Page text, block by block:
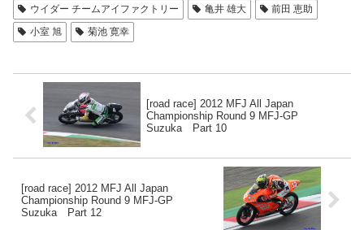
ウイダー チームアイファクトリー
亀井 雄大
前田 恵助
小室 旭
菊池 寛幸
[road race] 2012 MFJ All Japan
Championship Round 9 MFJ-GP
Suzuka Part 10
[road race] 2012 MFJ All Japan
Championship Round 9 MFJ-GP
Suzuka Part 12